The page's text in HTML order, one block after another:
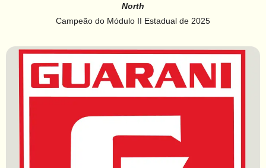
North
Campeão do Módulo II Estadual de 2025